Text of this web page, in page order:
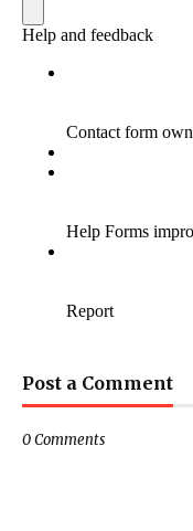
Post a Comment
0 Comments